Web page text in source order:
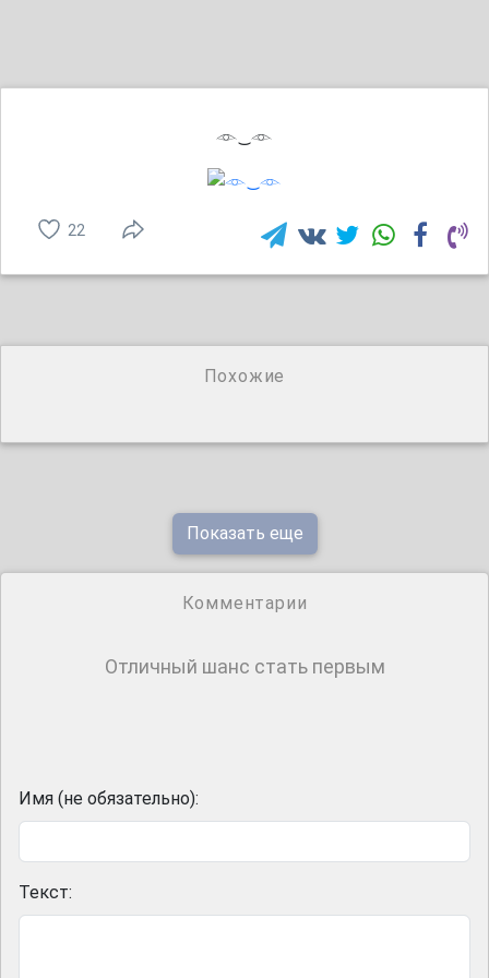
𓁹‿𓁹
22
Похожие
Показать еще
Комментарии
Отличный шанс стать первым
Имя (не обязательно):
Текст: